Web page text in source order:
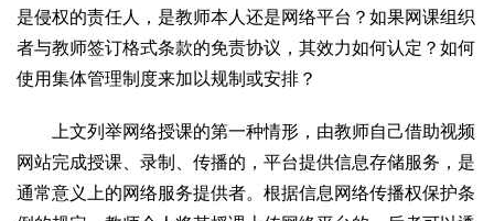
是侵权的责任人，是教师本人还是网络平台？如果网课组织
者与教师签订格式条款的免责协议，其效力如何认定？如何
使用集体管理制度来加以规制或安排？
上文列举网络授课的第一种情形，由教师自己借助视频
网站完成授课、录制、传播的，平台提供信息存储服务，是
通常意义上的网络服务提供者。根据信息网络传播权保护条